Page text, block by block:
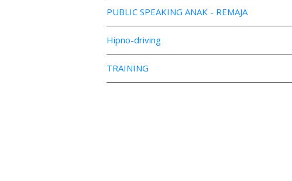
PUBLIC SPEAKING ANAK - REMAJA
Hipno-driving
TRAINING